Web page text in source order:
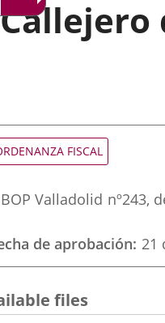
Callejero
FISCAL
BOP Valladolid nº243,
de aprobación 21
files